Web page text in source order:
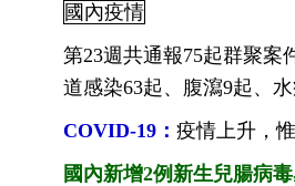
國內疫情
第23週共通報75起群聚案
道感染63起、腹瀉9起、水
COVID-19： 疫情上升，
國內新增2例新生兒腸病